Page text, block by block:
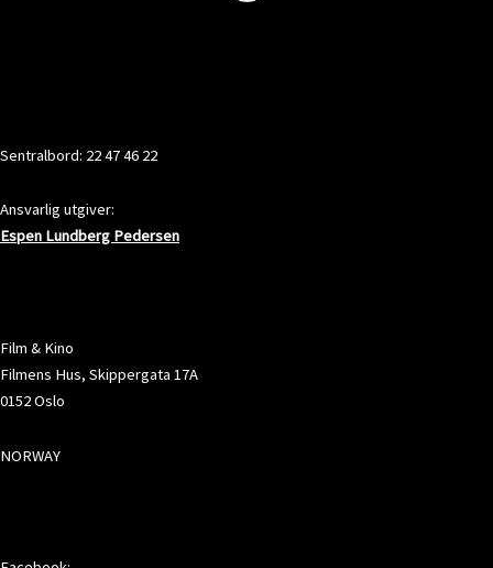
Sentralbord: 22 47 46 22
Ansvarlig utgiver:
Espen Lundberg Pedersen
Film & Kino
Filmens Hus, Skippergata 17A
0152 Oslo
NORWAY